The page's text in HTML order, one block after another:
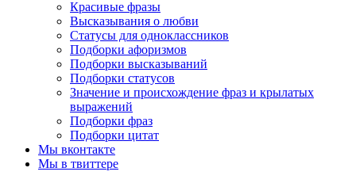
Красивые фразы
Высказывания о любви
Статусы для одноклассников
Подборки афоризмов
Подборки высказываний
Подборки статусов
Значение и происхождение фраз и крылатых
выражений
Подборки фраз
Подборки цитат
Мы вконтакте
Мы в твиттере